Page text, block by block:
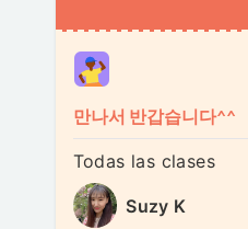
만나서 반갑습니다^^
Todas las clases
Suzy K